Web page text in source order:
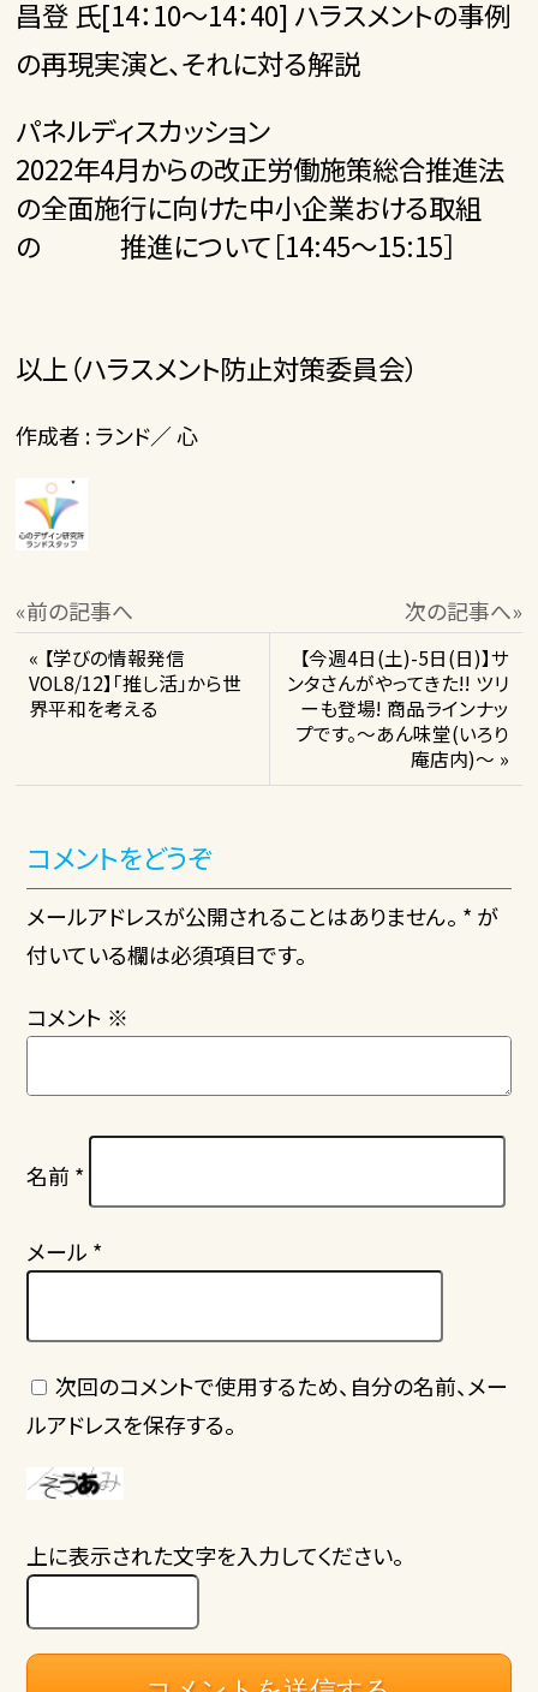
昌登 氏[14：10～14：40] ハラスメントの事例
の再現実演と、それに対る解説
パネルディスカッション
2022年4月からの改正労働施策総合推進法
の全面施行に向けた中小企業おける取組
の 推進について［14:45～15:15］
以上（ハラスメント防止対策委員会）
作成者 : ランド／ 心
«前の記事へ 次の記事へ»
« 【学びの情報発信
VOL8/12】「推し活」から世
界平和を考える
【今週4日(土)-5日(日)】サ
ンタさんがやってきた!! ツリ
ーも登場! 商品ラインナッ
プです。～あん味堂(いろり
庵店内)～ »
コメントをどうぞ
メールアドレスが公開されることはありません。 * が
付いている欄は必須項目です。
コメント ※
名前 *
メール *
次回のコメントで使用するため、自分の名前、メー
ルアドレスを保存する。
上に表示された文字を入力してください。